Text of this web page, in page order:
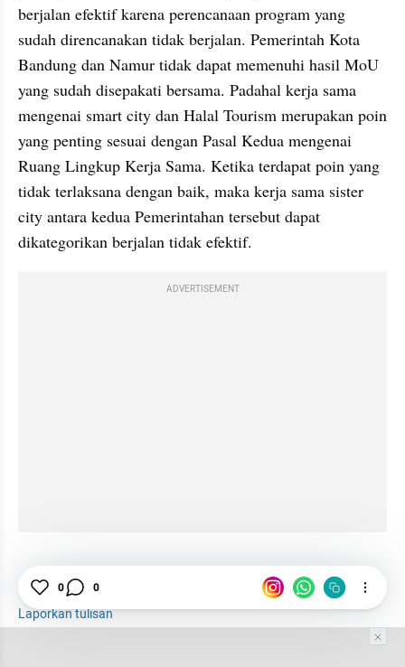
berjalan efektif karena perencanaan program yang
sudah direncanakan tidak berjalan. Pemerintah Kota
Bandung dan Namur tidak dapat memenuhi hasil MoU
yang sudah disepakati bersama. Padahal kerja sama
mengenai smart city dan Halal Tourism merupakan poin
yang penting sesuai dengan Pasal Kedua mengenai
Ruang Lingkup Kerja Sama. Ketika terdapat poin yang
tidak terlaksana dengan baik, maka kerja sama sister
city antara kedua Pemerintahan tersebut dapat
dikategorikan berjalan tidak efektif.
ADVERTISEMENT
Laporkan tulisan
0 0